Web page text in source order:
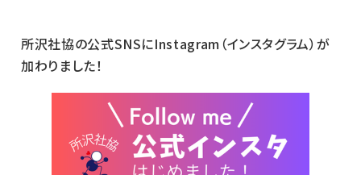
所沢社協の公式SNSにInstagram（インスタグラム）が
加わりました！